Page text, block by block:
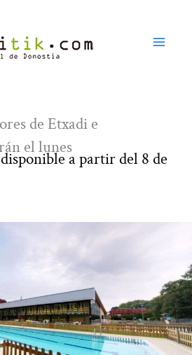
de Etxadi e
el lunes
a partir del 8 de